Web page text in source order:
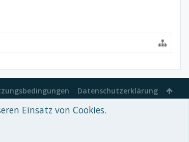
Datenschutzerklärung
Einsatz von Cookies.